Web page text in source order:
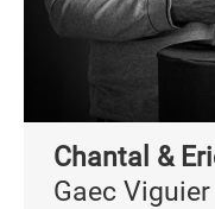
Chantal &
Gaec